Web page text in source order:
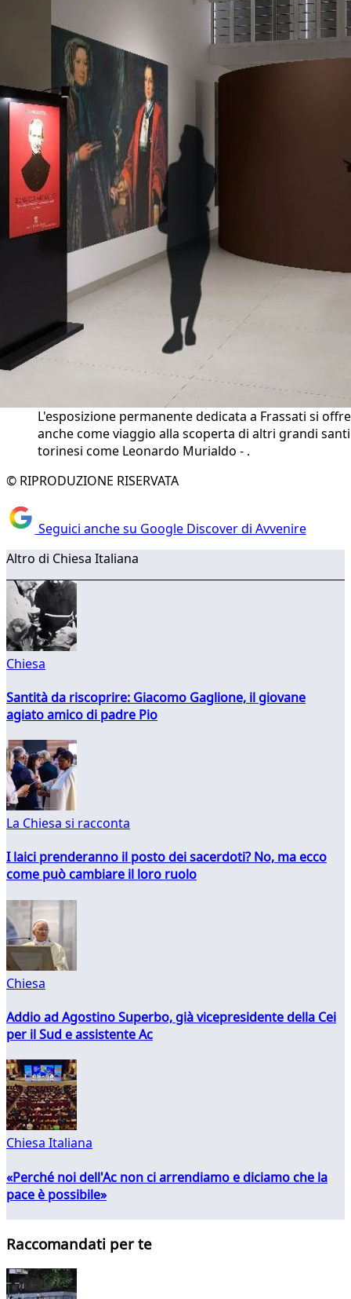
L'esposizione permanente dedicata a Frassati si offre
anche come viaggio alla scoperta di altri grandi santi
torinesi come Leonardo Murialdo - .
© RIPRODUZIONE RISERVATA
Seguici anche su Google Discover di Avvenire
Altro di Chiesa Italiana
Chiesa
Santità da riscoprire: Giacomo Gaglione, il giovane
agiato amico di padre Pio
La Chiesa si racconta
I laici prenderanno il posto dei sacerdoti? No, ma ecco
come può cambiare il loro ruolo
Chiesa
Addio ad Agostino Superbo, già vicepresidente della Cei
per il Sud e assistente Ac
Chiesa Italiana
«Perché noi dell'Ac non ci arrendiamo e diciamo che la
pace è possibile»
Raccomandati per te